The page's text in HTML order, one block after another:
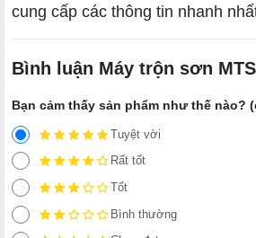
cung cấp các thông tin nhanh
Bình luận Máy trộn sơn
Bạn cảm thấy sản phẩm như thế nào?
Tuyệt vời
Rất tốt
Tốt
Bình thường